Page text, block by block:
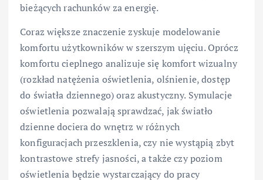
bieżących rachunków za energię.
Coraz większe znaczenie zyskuje modelowanie
komfortu użytkowników w szerszym ujęciu. Oprócz
komfortu cieplnego analizuje się komfort wizualny
(rozkład natężenia oświetlenia, olśnienie, dostęp
do światła dziennego) oraz akustyczny. Symulacje
oświetlenia pozwalają sprawdzać, jak światło
dzienne dociera do wnętrz w różnych
konfiguracjach przeszklenia, czy nie wystąpią zbyt
kontrastowe strefy jasności, a także czy poziom
oświetlenia będzie wystarczający do pracy